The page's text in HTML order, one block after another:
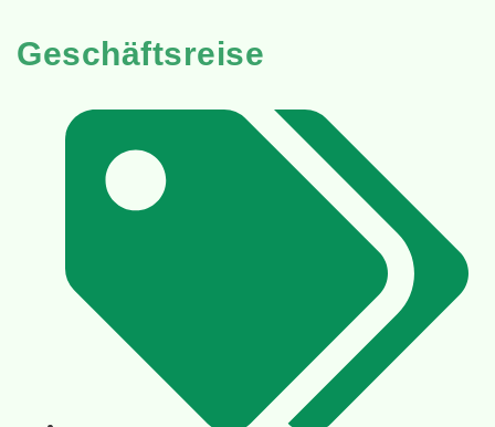
Geschäftsreise